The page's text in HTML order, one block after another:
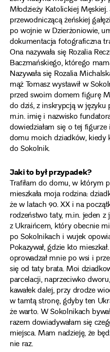
Młodzieży Katolickiej Męskiej.
przewodniczącą żeńskiej
po wojnie w Dzierżoniowie,
dokumentacja fotograficzna
Ona nazywała się Rozalia
Baczmańskiego, którego
Nazywała się Rozalia
mąż Tomasz wystawił w
przed swoim domem figurę
do dziś, z inskrypcją w języku
m.in. imię i nazwisko
dowiedziałam się o tej
domu moich dziadków, kiedy
do Sokolnik.
Jaki to był przypadek?
Trafiłam do domu, w którym
mieszkała moja rodzina:
że w latach 90. XX i na
rodzeństwo taty, m.in. jeden z
z Ukraińcem, który obecnie
po Sokolnikach i wujek
Pokazywał, gdzie kto
oprowadzał mnie po wsi i
się od taty brata. Moi
parcelacji, naprzeciwko
kawałek dalej, przy drodze
w tamtą stronę, gdyby ten
że warto. W Sokolnikach
razem dowiadywałam się
miejsca. Mam nadzieję, że
nie raz.